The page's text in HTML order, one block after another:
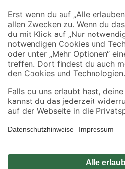
Sicher einkaufen
Jetzt die toom-App herunterladen
Alle Preisangaben in EUR inkl. gesetzl. MwSt.. Die
Umständen nicht in allen Märkten verfügbar. Die
Produkte nur solange der Vorrat reicht.
*Paketversand ab 59 € versandkostenfrei, gilt nicht
Privatsphäre